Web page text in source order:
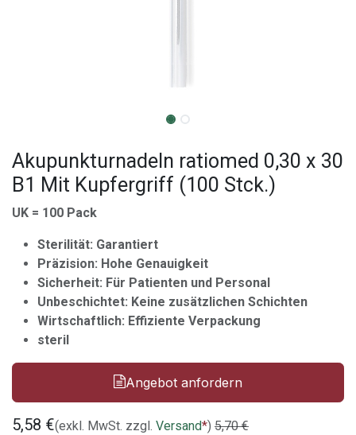
Akupunkturnadeln ratiomed 0,30 x 30
B1 Mit Kupfergriff (100 Stck.)
UK = 100 Pack
Sterilität: Garantiert
Präzision: Hohe Genauigkeit
Sicherheit: Für Patienten und Personal
Unbeschichtet: Keine zusätzlichen Schichten
Wirtschaftlich: Effiziente Verpackung
steril
Angebot anfordern
5,58 €(exkl. MwSt. zzgl. Versand*) 5,70€